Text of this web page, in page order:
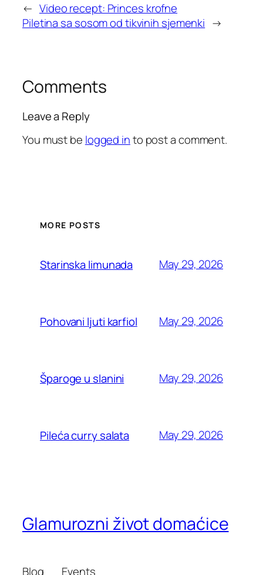
← Video recept: Princes krofne
Piletina sa sosom od tikvinih sjemenki →
Comments
Leave a Reply
You must be logged into post a comment.
MORE POSTS
Starinska limunada May 29, 2026
Pohovani ljuti karfiol May 29, 2026
Šparoge u slanini May 29, 2026
Pileća curry salata May 29, 2026
Glamurozni život domaćice
Blog Events